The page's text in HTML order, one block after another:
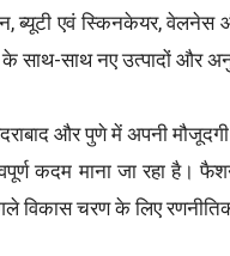
ब्यूटी एवं स्किनकेयर,
के साथ-साथ नए उत्पादों और
और पुणे में अपनी
कदम माना जा रहा है।
विकास चरण के लिए